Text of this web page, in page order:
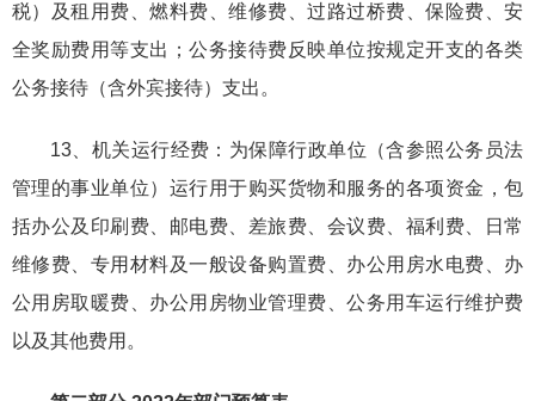
税）及租用费、燃料费、维修费、过路过桥费、保险费、安
全奖励费用等支出；公务接待费反映单位按规定开支的各类
公务接待（含外宾接待）支出。
13、机关运行经费：为保障行政单位（含参照公务员法
管理的事业单位）运行用于购买货物和服务的各项资金，包
括办公及印刷费、邮电费、差旅费、会议费、福利费、日常
维修费、专用材料及一般设备购置费、办公用房水电费、办
公用房取暖费、办公用房物业管理费、公务用车运行维护费
以及其他费用。